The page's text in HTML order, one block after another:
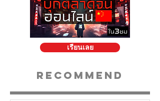
เรียนเลย
Recommend